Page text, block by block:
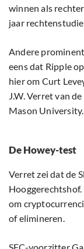
winnen als
jaar
Andere
eens dat Ripple
hier om Curt
J.W. Verret van
Mason University.
De Howey-test
Verret zei dat de
om
of elimineren.